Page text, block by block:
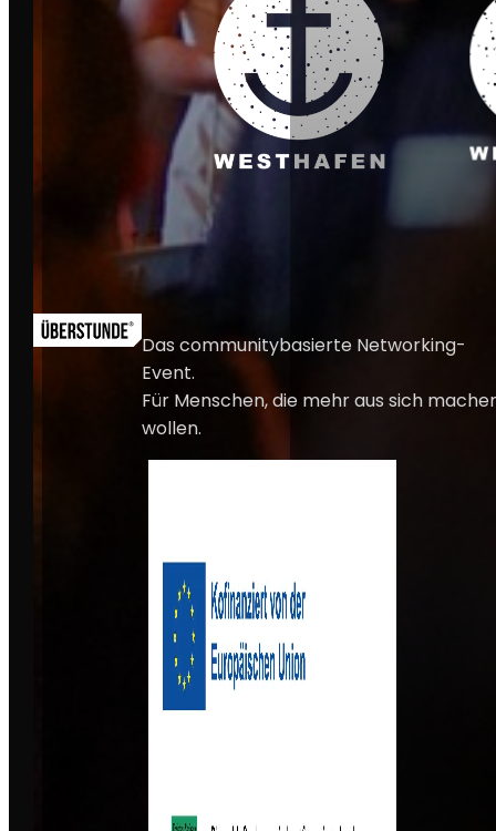
MENÜS
EVENTS
JOBBOARD
MEMBER WERDEN
ABOUT
RECAPS
SERVICE
FAQ & KONTAKT
PARTNER WERDEN
RECHTLICHES
Das communitybasierte Networking-
Event.
Für Menschen, die mehr aus sich
wollen.